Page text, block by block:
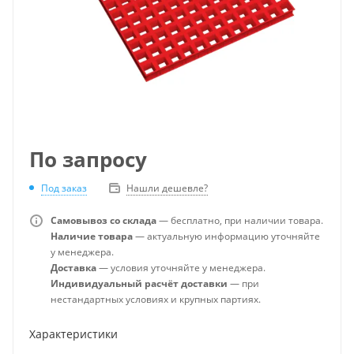
По запросу
Под заказ Нашли дешевле?
Самовывоз со склада— бесплатно, при наличии товара.
Наличие товара— актуальную информацию уточняйте
у менеджера.
Доставка— условия уточняйте у менеджера.
Индивидуальный расчёт доставки — при
нестандартных условиях и крупных партиях.
Характеристики